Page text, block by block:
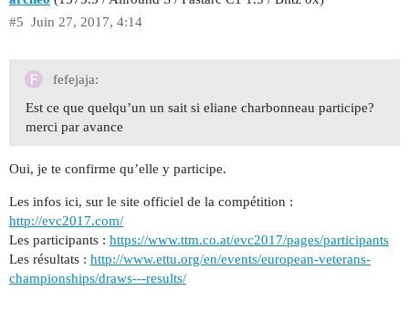
Juin 27, 2017, 4:14
#5
fefejaja:
Est ce que quelqu’un un sait si eliane charbonneau participe?
merci par avance
Oui, je te confirme qu’elle y participe.
Les infos ici, sur le site officiel de la compétition :
http://evc2017.com/
Les participants : https://www.ttm.co.at/evc2017/pages/participants
Les résultats : http://www.ettu.org/en/events/european-veterans-
championships/draws---results/